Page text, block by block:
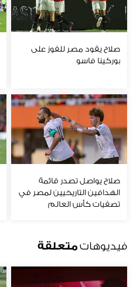
صلاح يقود مصر للفوز على
بوركينا فاسو
صلاح يواصل تصدر قائمة
الهدافين التاريخيين لمصر في
تصفيات كأس العالم
فيديوهاتمتعلقة